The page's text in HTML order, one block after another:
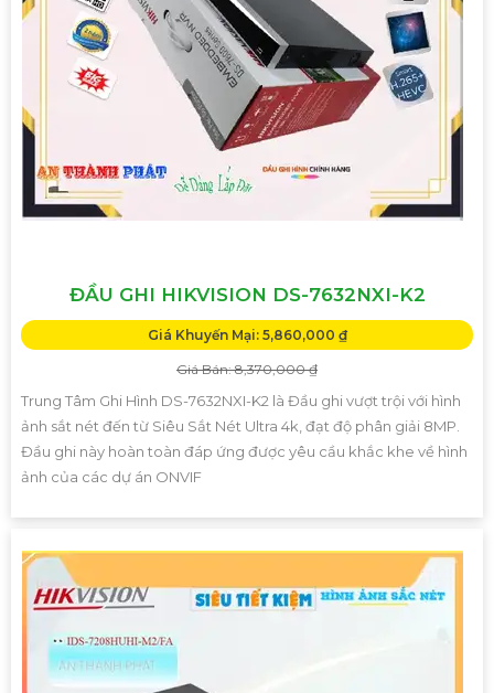
ĐẦU GHI HIKVISION DS-7632NXI-K2
Giá Khuyến Mại: 5,860,000 ₫
Giá Bán: 8,370,000 ₫
Trung Tâm Ghi Hình DS-7632NXI-K2 là Đầu ghi vượt trội với hình
ảnh sắt nét đến từ Siêu Sắt Nét Ultra 4k, đạt độ phân giải 8MP.
Đầu ghi này hoàn toàn đáp ứng được yêu cầu khắc khe về hình
ảnh của các dự án ONVIF